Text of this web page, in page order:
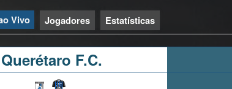
Vivo Jogadores Estatísticas
Querétaro F.C.